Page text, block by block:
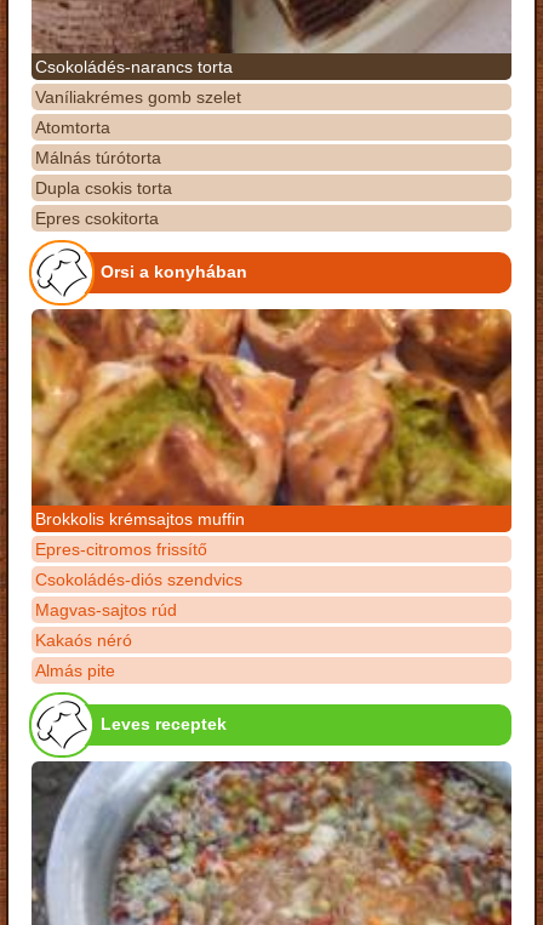
Csokoládés-narancs torta
Vaníliakrémes gomb szelet
Atomtorta
Málnás túrótorta
Dupla csokis torta
Epres csokitorta
Orsi a konyhában
Brokkolis krémsajtos muffin
Epres-citromos frissítő
Csokoládés-diós szendvics
Magvas-sajtos rúd
Kakaós néró
Almás pite
Leves receptek